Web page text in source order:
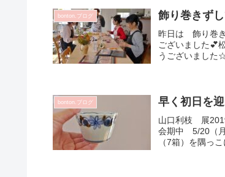
bonton.ブログ 飾り巻きず
昨日は 飾り巻き
ございました💕
うございました
bonton.ブログ 早く初日を
山口利枝 展
会期中 5/20（
（7箱）を隅っ